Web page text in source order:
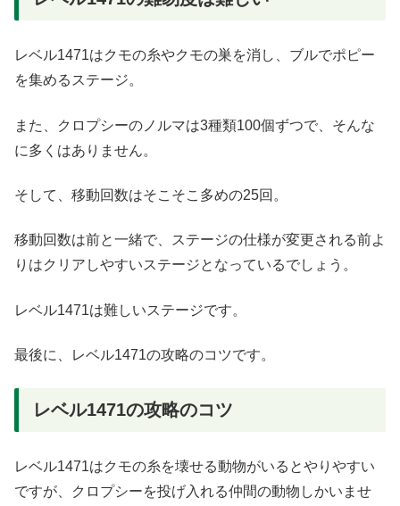
レベル1471はクモの糸やクモの巣を消し、ブルでポピー
を集めるステージ。
また、クロプシーのノルマは3種類100個ずつで、そんな
に多くはありません。
そして、移動回数はそこそこ多めの25回。
移動回数は前と一緒で、ステージの仕様が変更される前よ
りはクリアしやすいステージとなっているでしょう。
レベル1471は難しいステージです。
最後に、レベル1471の攻略のコツです。
レベル1471の攻略のコツ
レベル1471はクモの糸を壊せる動物がいるとやりやすい
ですが、クロプシーを投げ入れる仲間の動物しかいませ